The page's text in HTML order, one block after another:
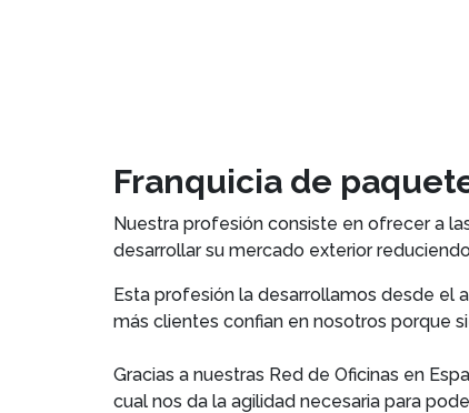
Franquicia de
Nuestra profesión consiste en ofrecer a
desarrollar su mercado exterior
Esta profesión la desarrollamos desde el
más clientes confian en nosotros porque
Gracias a nuestras Red de Oficinas en
cual nos da la agilidad necesaria para